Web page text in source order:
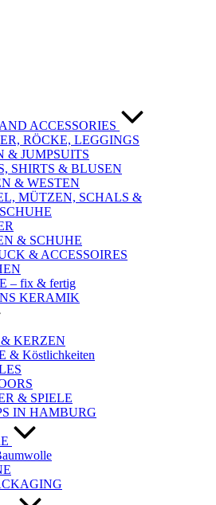
ACCESSORIES
RÖCKE, LEGGINGS
& JUMPSUITS
SHIRTS & BLUSEN
& WESTEN
MÜTZEN, SCHALS &
& SCHUHE
& ACCESSOIRES
– fix & fertig
KERAMIK
KERZEN
& Köstlichkeiten
& SPIELE
IN HAMBURG